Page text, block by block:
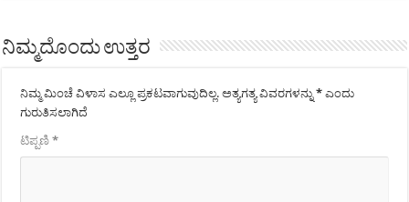
ನಿಮ್ಮದೊಂದು ಉತ್ತರ
ನಿಮ್ಮ ಮಿಂಚೆ ವಿಳಾಸ ಎಲ್ಲೂ ಪ್ರಕಟವಾಗುವುದಿಲ್ಲ. ಅತ್ಯಗತ್ಯ ವಿವರಗಳನ್ನು* ಎಂದು
ಗುರುತಿಸಲಾಗಿದೆ
ಟಿಪ್ಪಣಿ*